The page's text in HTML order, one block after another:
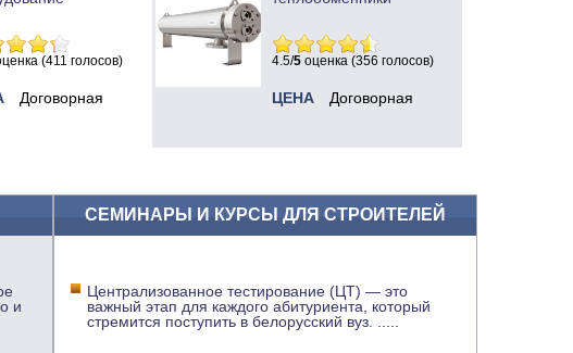
(411 голосов)
Договорная
4.5/5 оценка (356 голосов)
ЦЕНА Договорная
и
СЕМИНАРЫ И КУРСЫ ДЛЯ СТРОИТЕЛЕЙ
Централизованное тестирование (ЦТ) — это
важный этап для каждого абитуриента, который
стремится поступить в белорусский вуз.